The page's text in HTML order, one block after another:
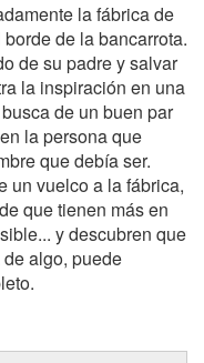
la fábrica de
de la bancarrota.
de su padre y salvar
la inspiración en una
de un buen par
la persona que
que debía ser.
un vuelco a la fábrica,
que tienen más en
y descubren que
algo, puede